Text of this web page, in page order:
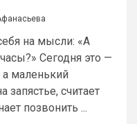
на мысли: «А
Сегодня это —
а маленький
считает
позвонить ...